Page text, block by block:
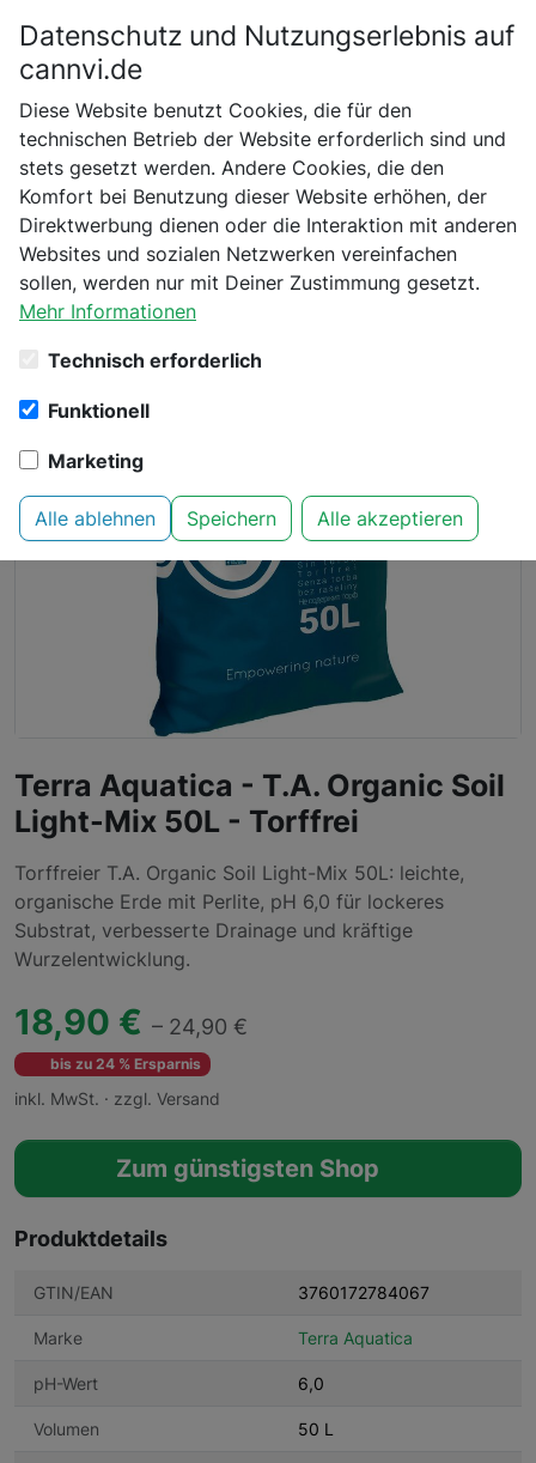
Startseite Terra Aquatica
Dünger & Substrate
T.A. Organic Soil Light-Mix 50L - Torffrei
Terra Aquatica - T.A. Organic Soil
Light-Mix 50L - Torffrei
Torffreier T.A. Organic Soil Light-Mix 50L: leichte,
organische Erde mit Perlite, pH 6,0 für lockeres
Substrat, verbesserte Drainage und kräftige
Wurzelentwicklung.
18,90 € – 24,90 €
bis zu 24 % Ersparnis
inkl. MwSt. · zzgl. Versand
Zum günstigsten Shop
Produktdetails
GTIN/EAN 3760172784067
Marke Terra Aquatica
pH-Wert 6,0
Volumen 50 L
Bitte bestätige dein Alter
Bist du schon 18 Jahre alt?
Nein Ja
Datenschutz und Nutzungserlebnis auf
cannvi.de
Diese Website benutzt Cookies, die für den
technischen Betrieb der Website erforderlich sind und
stets gesetzt werden. Andere Cookies, die den
Komfort bei Benutzung dieser Website erhöhen, der
Direktwerbung dienen oder die Interaktion mit anderen
Websites und sozialen Netzwerken vereinfachen
sollen, werden nur mit Deiner Zustimmung gesetzt.
Mehr Informationen
Technisch erforderlich
Funktionell
Marketing
Alle ablehnen Speichern Alle akzeptieren